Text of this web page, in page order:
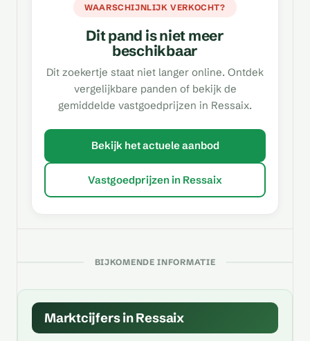
WAARSCHIJNLIJK VERKOCHT?
Dit pand is niet meer
beschikbaar
Dit zoekertje staat niet langer online. Ontdek
vergelijkbare panden of bekijk de
gemiddelde vastgoedprijzen in Ressaix.
Bekijk het actuele aanbod
Vastgoedprijzen in Ressaix
BIJKOMENDE INFORMATIE
Marktcijfers in Ressaix